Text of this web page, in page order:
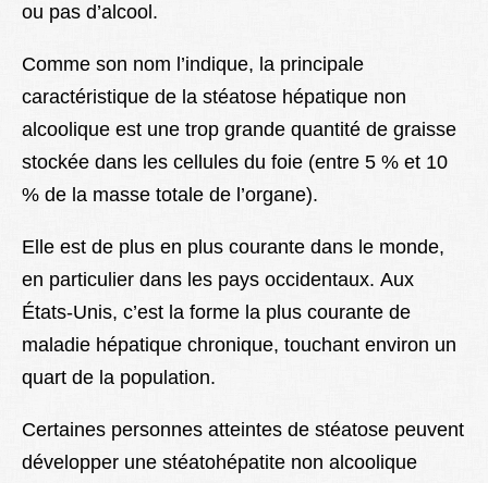
ou pas d’alcool.
Comme son nom l’indique, la principale
caractéristique de la stéatose hépatique non
alcoolique est une trop grande quantité de graisse
stockée dans les cellules du foie (entre 5 % et 10
% de la masse totale de l’organe).
Elle est de plus en plus courante dans le monde,
en particulier dans les pays occidentaux. Aux
États-Unis, c’est la forme la plus courante de
maladie hépatique chronique, touchant environ un
quart de la population.
Certaines personnes atteintes de stéatose peuvent
développer une stéatohépatite non alcoolique